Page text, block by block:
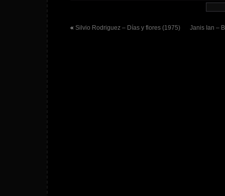
« Silvio Rodriguez – Días y flores (1975) Janis Ian –